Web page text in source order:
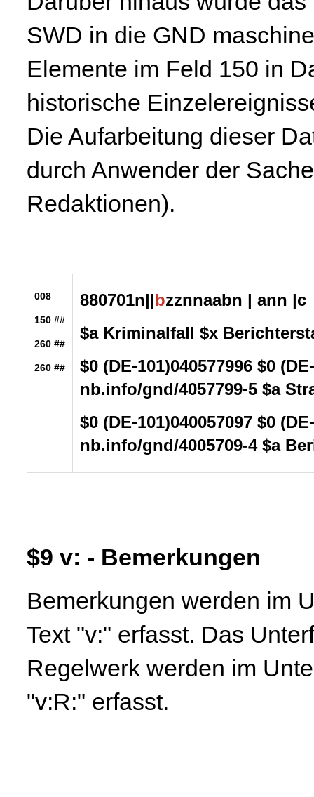
SWD in die GND
Elemente im Feld 150 in
historische
Die Aufarbeitung dieser
durch Anwender der
Redaktionen).
008
150 ##
260 ##
260 ##
880701n||bzznnaabn | ann |c
$a Kriminalfall $x
$0 (DE-101)040577996 $0
nb.info/gnd/4057799-5 $a
$0 (DE-101)040057097 $0
nb.info/gnd/4005709-4$a
$9 v: - Bemerkungen
Bemerkungen werden im
Text "v:" erfasst. Das
Regelwerk werden im
"v:R:" erfasst.